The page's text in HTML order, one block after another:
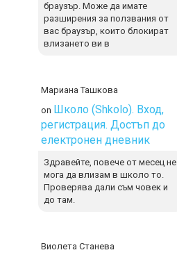
браузър. Може да имате
разширения за ползвания от
вас браузър, които блокират
влизането ви в
Мариана Ташкова
on Школо (Shkolo). Вход,
регистрация. Достъп до
електронен дневник
Здравейте, повече от месец не
мога да влизам в школо то.
Проверява дали съм човек и
до там.
Виолета Станева